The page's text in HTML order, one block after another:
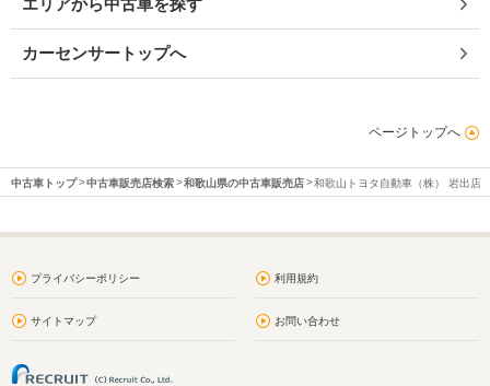
エリアから中古車を探す
カーセンサートップへ
ページトップへ
中古車トップ 中古車販売店検索 和歌山県の中古車販売店 和歌山トヨタ自動車（株） 岩出店
プライバシーポリシー 利用規約
サイトマップ お問い合わせ